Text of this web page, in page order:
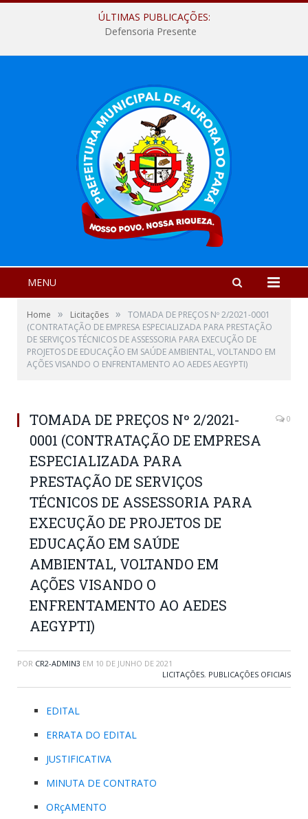
ÚLTIMAS PUBLICAÇÕES:
Defensoria Presente
MENU
Home » Licitações »
TOMADA DE PREÇOS Nº 2/2021-0001
(CONTRATAÇÃO DE EMPRESA ESPECIALIZADA PARA PRESTAÇÃO
DE SERVIÇOS TÉCNICOS DE ASSESSORIA PARA EXECUÇÃO DE
PROJETOS DE EDUCAÇÃO EM SAÚDE AMBIENTAL, VOLTANDO EM
AÇÕES VISANDO O ENFRENTAMENTO AO AEDES AEGYPTI)
TOMADA DE PREÇOS Nº 2/2021-
0001 (CONTRATAÇÃO DE EMPRESA
ESPECIALIZADA PARA
PRESTAÇÃO DE SERVIÇOS
TÉCNICOS DE ASSESSORIA PARA
EXECUÇÃO DE PROJETOS DE
EDUCAÇÃO EM SAÚDE
AMBIENTAL, VOLTANDO EM
AÇÕES VISANDO O
ENFRENTAMENTO AO AEDES
AEGYPTI)
0
POR CR2-ADMIN3 EM 10 DE JUNHO DE 2021
LICITAÇÕES, PUBLICAÇÕES OFICIAIS
EDITAL
ERRATA DO EDITAL
JUSTIFICATIVA
MINUTA DE CONTRATO
ORçAMENTO